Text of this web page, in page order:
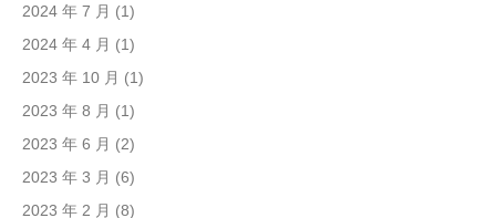
2024 年 7 月 (1)
2024 年 4 月 (1)
2023 年 10 月 (1)
2023 年 8 月 (1)
2023 年 6 月 (2)
2023 年 3 月 (6)
2023 年 2 月 (8)